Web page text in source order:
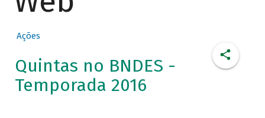
Ações
Quintas no BNDES -
Temporada 2016